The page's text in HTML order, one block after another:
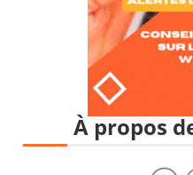
À propos